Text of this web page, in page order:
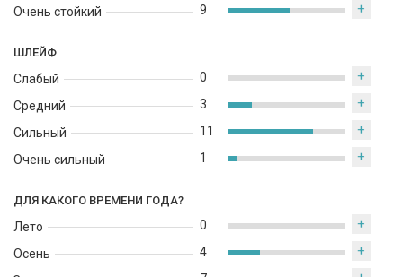
Очень стойкий
9 +
ШЛЕЙФ
Слабый
Средний
Сильный
Очень сильный
0 +
3 +
11 +
1 +
ДЛЯ КАКОГО ВРЕМЕНИ ГОДА?
Лето
Осень
0 +
4 +